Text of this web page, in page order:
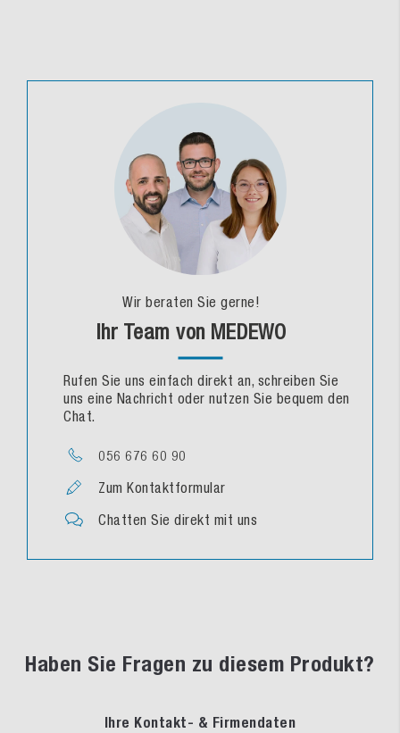
Wir beraten Sie gerne!
Ihr Team von MEDEWO
Rufen Sie uns einfach direkt an, schreiben Sie
uns eine Nachricht oder nutzen Sie bequem den
Chat.
056 676 60 90
Zum Kontaktformular
Chatten Sie direkt mit uns
Haben Sie Fragen zu diesem Produkt?
Ihre Kontakt- & Firmendaten